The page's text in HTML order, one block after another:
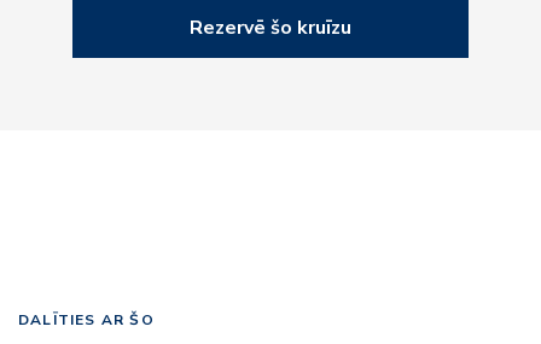
Rezervē šo kruīzu
DALĪTIES AR ŠO